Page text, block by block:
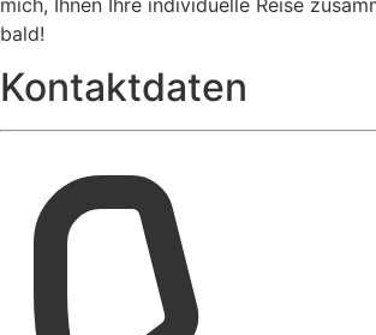
bald!
Kontaktdaten